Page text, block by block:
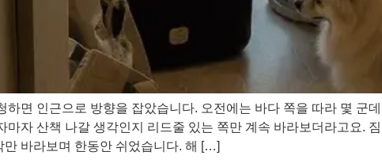
면 인근으로 방향을 잡았습니다. 오전에는 바다 쪽을 따라 몇 군
자 산책 나갈 생각인지 리드줄 있는 쪽만 계속 바라보더라고요.
바라보며 한동안 쉬었습니다. 해 […]